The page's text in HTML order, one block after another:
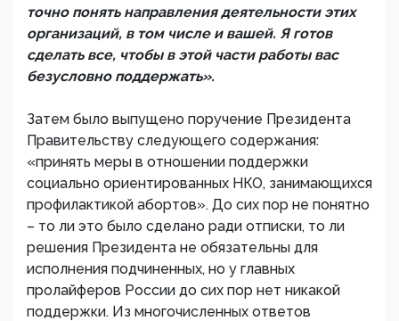
точно понять направления деятельности этих
организаций, в том числе и вашей. Я готов
сделать все, чтобы в этой части работы вас
безусловно поддержать».
Затем было выпущено поручение Президента
Правительству следующего содержания:
«принять меры в отношении поддержки
социально ориентированных НКО, занимающихся
профилактикой абортов». До сих пор не понятно
– то ли это было сделано ради отписки, то ли
решения Президента не обязательны для
исполнения подчиненных, но у главных
пролайферов России до сих пор нет никакой
поддержки. Из многочисленных ответов